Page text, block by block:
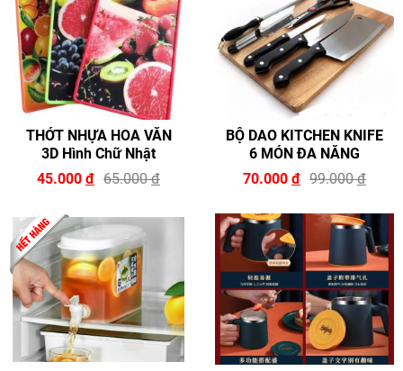
THỚT NHỰA HOA VĂN
3D Hình Chữ Nhật
45.000 đ 65.000đ
BỘ DAO KITCHEN KNIFE
6 MÓN ĐA NĂNG
70.000 đ 99.000đ